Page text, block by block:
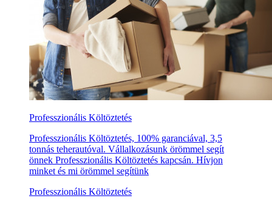
Professzionális Költöztetés
Professzionális Költöztetés, 100% garanciával, 3,5
tonnás teherautóval. Vállalkozásunk örömmel segít
önnek Professzionális Költöztetés kapcsán. Hívjon
minket és mi örömmel segítünk
Professzionális Költöztetés